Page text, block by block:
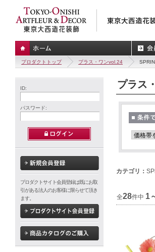
プロダクトトップ プラス・ワンvol.24
ID:
パスワード:
プロダクトサイト会員登録は既にお取
引がある法人のお客様に限らせて頂き
ます。
プラス
カテゴリ：
全28件中 1